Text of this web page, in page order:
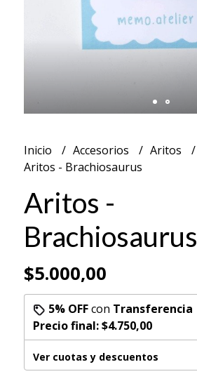
Inicio Accesorios
Aritos
Aritos - Brachiosaurus
Aritos -
Brachiosaurus
$5.000,00
5% OFFcon Transferencia
Precio final:$4.750,00
Ver cuotas y descuentos